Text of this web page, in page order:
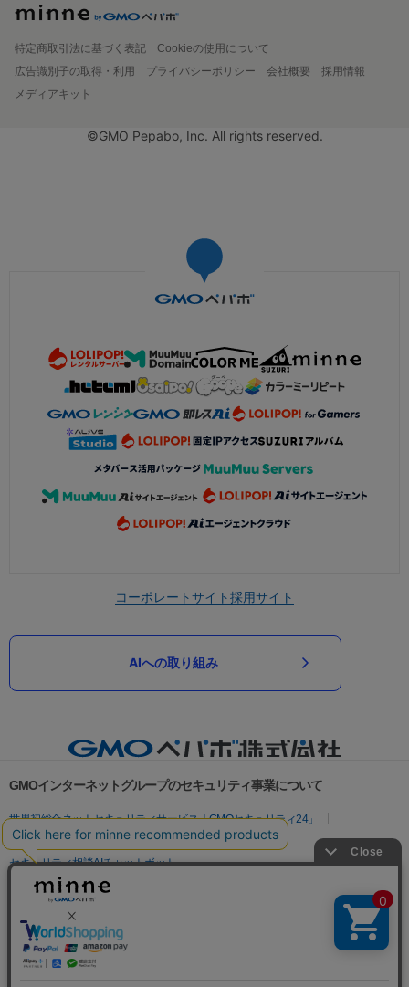
特定商取引法に基づく表記
Cookieの使用について
広告識別子の取得・利用
プライバシーポリシー 会社概要
採用情報
メディアキット
©GMO Pepabo, Inc. All rights reserved.
コーポレートサイト採用サイト
AIへの取り組み
GMOインターネットグループのセキュリティ事業について
世界初総合ネットセキュリティサービス「GMOセキュリティ24」
パスワード漏洩診断
Webサイトリスク診断
セキュリティ相談AIチャットボット
実在証明・盗聴対策
サイバー攻撃対策（GMO Flatt Security）
セキュリティ事業の軌跡